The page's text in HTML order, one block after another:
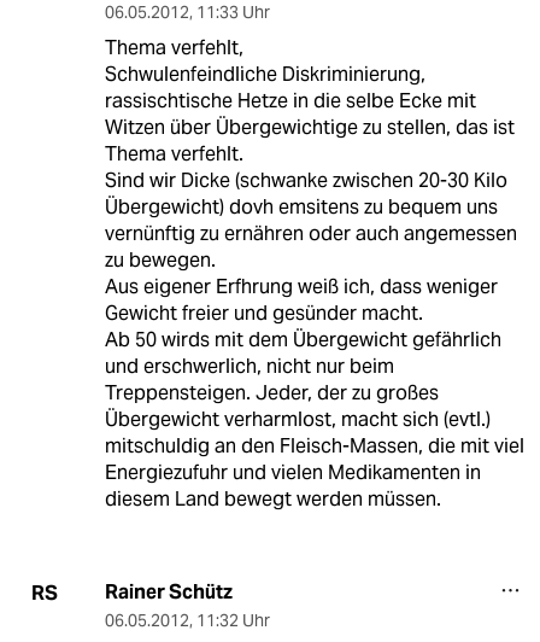
06.05.2012, 11:33 Uhr
Thema verfehlt,
Schwulenfeindliche Diskriminierung,
rassischtische Hetze in die selbe Ecke mit
Witzen über Übergewichtige zu stellen, das ist
Thema verfehlt.
Sind wir Dicke (schwanke zwischen 20-30 Kilo
Übergewicht) dovh emsitens zu bequem uns
vernünftig zu ernähren oder auch angemessen
zu bewegen.
Aus eigener Erfhrung weiß ich, dass weniger
Gewicht freier und gesünder macht.
Ab 50 wirds mit dem Übergewicht gefährlich
und erschwerlich, nicht nur beim
Treppensteigen. Jeder, der zu großes
Übergewicht verharmlost, macht sich (evtl.)
mitschuldig an den Fleisch-Massen, die mit viel
Energiezufuhr und vielen Medikamenten in
diesem Land bewegt werden müssen.
RS Rainer Schütz
06.05.2012, 11:32 Uhr